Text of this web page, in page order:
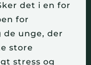
det i en for
for
de unge, der
store
stress og